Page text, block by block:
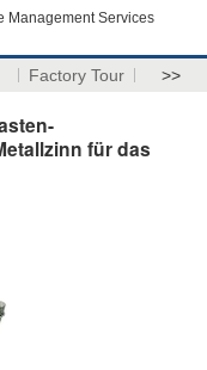
Management Services
Factory Tour >>
für das